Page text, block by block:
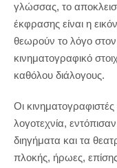
γλώσσας, το
έκφρασης είναι η
θεωρούν το λόγο
κινηματογραφικό
καθόλου διάλογους.
Οι
λογοτεχνία,
διηγήματα και τα
πλοκής, ήρωες,